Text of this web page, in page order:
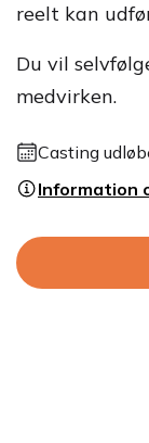
reelt kan
Du vil
medvirken.
Casting
Information